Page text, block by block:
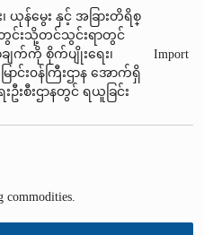
ယုန်မွေး နှင့် အခြားတိရိစ္
တွင်းသို့တင်သွင်းရာတွင်
က်ကို စိုက်ပျိုးရေး၊
ာင်း၀န်ကြီးဌာန အောက်ရှိ
ဦးစီးဌာနတွင် ရယူခြင်း
Import
commodities.